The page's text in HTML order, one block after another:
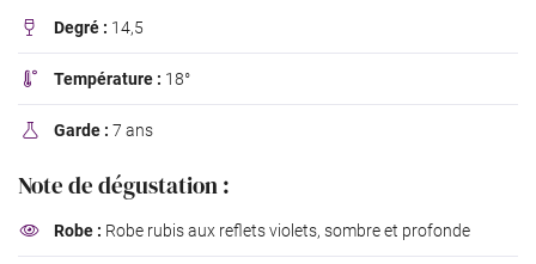
 Degré : 14,5
 Température : 18°
 Garde : 7 ans
Note de dégustation :
 Robe : Robe rubis aux reflets violets, sombre et profonde